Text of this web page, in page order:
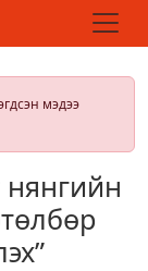
мэдээ
нянгийн